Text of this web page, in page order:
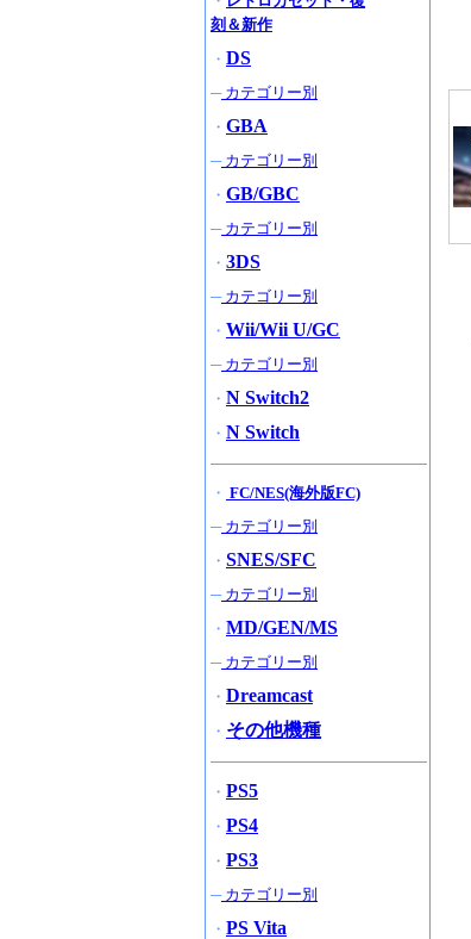
刻＆新作
・ DS
─カテゴリー別
・ GBA
─カテゴリー別
・ GB/GBC
─カテゴリー別
・ 3DS
─カテゴリー別
・ Wii/Wii U/GC
─カテゴリー別
・ N Switch2
・ N Switch
・ FC/NES(海外版FC)
─カテゴリー別
・ SNES/SFC
─カテゴリー別
・ MD/GEN/MS
─カテゴリー別
・ Dreamcast
・ その他機種
・ PS5
・ PS4
・ PS3
─カテゴリー別
・ PS Vita